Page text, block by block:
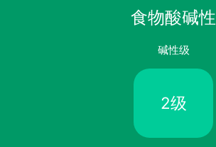
食物酸碱性
碱性级
2级